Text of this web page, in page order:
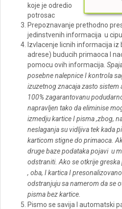
koje je odredio
potrosac
Prepoznavanje prethodno
jedinstvenih informacija u
Izvlacenje licnih informacija
adrese) buducih primaoca I
pomocu ovih informacija.
posebne nalepnice I kontrola
izuzetnog znacaja zasto sistem
100% zagarantovanu
napravljen tako da eliminise
izmedju kartice I pisma ,zbog,
neslaganja su vidljiva tek kada
karticom stigne do primaoca.
druge baze podataka pojavi u
odstraniti. Ako se otkrije
, oba, I kartica I
odstranjuju sa namerom da se
pisma bez kartice.
Pismo se savija I automatski